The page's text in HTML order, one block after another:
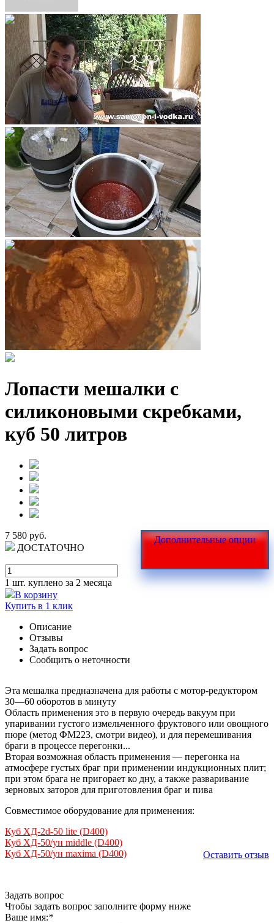
Лопасти мешалки с
силиконовыми скребками,
куб 50 литров
7 580 руб. Дополнительные опции
ДОСТАТОЧНО
1 шт. куплено за 2 месяца
В корзину
Купить в 1 клик
Описание
Отзывы
Задать вопрос
Сообщить о неточности
Эта мешалка предназначена для работы с мотор-редуктором
30—60 оборотов в минуту
Область применения это в первую очередь вакуум при
упаривании густого измельченного фруктового или овощного
пюре (метод ФМ223, смотри видео), и для перемешивания
браги в процессе перегонки...
Вторая возможная область применения — перегонка на
атмосфере густых браг при применении индукционных плит;
при этом брага не пригорает ко дну, а также разваривание
зерновых заторов для приготовления браг и пива
Совместимое оборудование для применения:
Куб ХД-2d-50 lite (D400)
Куб ХД-50/ун middle (D400)
Куб ХД-50/ун maxima (D400)
Оставить отзыв
Задать вопрос
Чтобы задать вопрос заполните форму ниже
Ваше имя:*